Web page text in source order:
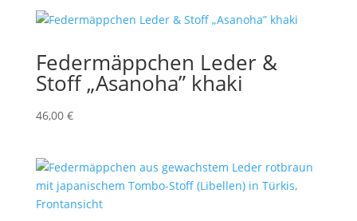
Federmäppchen Leder &
Stoff „Asanoha” khaki
46,00 €